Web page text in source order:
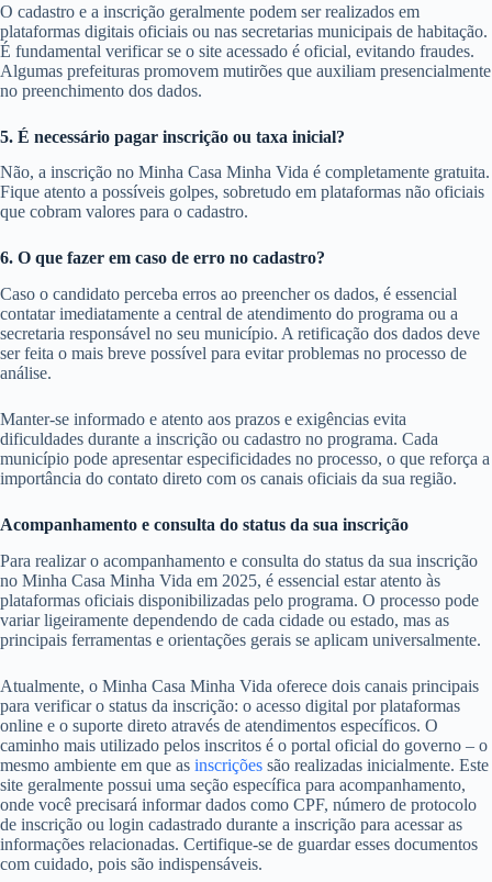
O cadastro e a inscrição geralmente podem ser realizados em
plataformas digitais oficiais ou nas secretarias municipais de habitação.
É fundamental verificar se o site acessado é oficial, evitando fraudes.
Algumas prefeituras promovem mutirões que auxiliam presencialmente
no preenchimento dos dados.
5. É necessário pagar inscrição ou taxa inicial?
Não, a inscrição no Minha Casa Minha Vida é completamente gratuita.
Fique atento a possíveis golpes, sobretudo em plataformas não oficiais
que cobram valores para o cadastro.
6. O que fazer em caso de erro no cadastro?
Caso o candidato perceba erros ao preencher os dados, é essencial
contatar imediatamente a central de atendimento do programa ou a
secretaria responsável no seu município. A retificação dos dados deve
ser feita o mais breve possível para evitar problemas no processo de
análise.
Manter-se informado e atento aos prazos e exigências evita
dificuldades durante a inscrição ou cadastro no programa. Cada
município pode apresentar especificidades no processo, o que reforça a
importância do contato direto com os canais oficiais da sua região.
Acompanhamento e consulta do status da sua inscrição
Para realizar o acompanhamento e consulta do status da sua inscrição
no Minha Casa Minha Vida em 2025, é essencial estar atento às
plataformas oficiais disponibilizadas pelo programa. O processo pode
variar ligeiramente dependendo de cada cidade ou estado, mas as
principais ferramentas e orientações gerais se aplicam universalmente.
Atualmente, o Minha Casa Minha Vida oferece dois canais principais
para verificar o status da inscrição: o acesso digital por plataformas
online e o suporte direto através de atendimentos específicos. O
caminho mais utilizado pelos inscritos é o portal oficial do governo – o
mesmo ambiente em que as inscrições são realizadas inicialmente. Este
site geralmente possui uma seção específica para acompanhamento,
onde você precisará informar dados como CPF, número de protocolo
de inscrição ou login cadastrado durante a inscrição para acessar as
informações relacionadas. Certifique-se de guardar esses documentos
com cuidado, pois são indispensáveis.